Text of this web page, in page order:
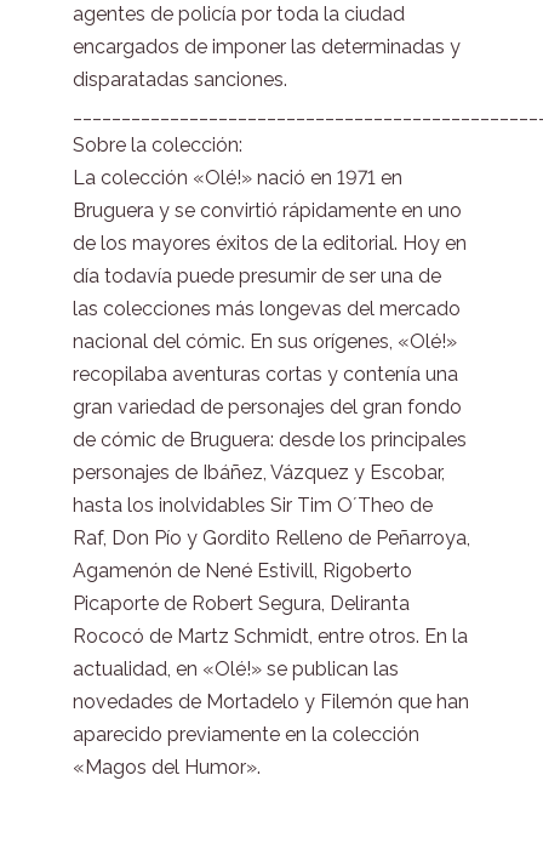
agentes de policía por toda la ciudad
encargados de imponer las determinadas y
disparatadas sanciones.
Sobre la colección:
La colección «Olé!» nació en 1971 en
Bruguera y se convirtió rápidamente en uno
de los mayores éxitos de la editorial. Hoy en
día todavía puede presumir de ser una de
las colecciones más longevas del mercado
nacional del cómic. En sus orígenes, «Olé!»
recopilaba aventuras cortas y contenía una
gran variedad de personajes del gran fondo
de cómic de Bruguera: desde los principales
personajes de Ibáñez, Vázquez y Escobar,
hasta los inolvidables Sir Tim O´Theo de
Raf, Don Pío y Gordito Relleno de Peñarroya,
Agamenón de Nené Estivill, Rigoberto
Picaporte de Robert Segura, Deliranta
Rococó de Martz Schmidt, entre otros. En la
actualidad, en «Olé!» se publican las
novedades de Mortadelo y Filemón que han
aparecido previamente en la colección
«Magos del Humor».